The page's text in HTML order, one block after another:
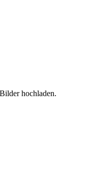
hochladen.